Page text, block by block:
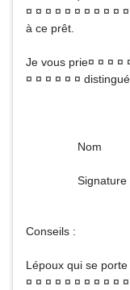
¤ ¤ ¤ ¤ ¤ ¤ ¤ ¤ ¤ ¤
à ce prêt.
Je vous prie¤ ¤ ¤ ¤
¤ ¤ ¤ ¤ ¤ ¤
Nom
Signature
Conseils :
Lépoux qui se
¤ ¤ ¤ ¤ ¤ ¤ ¤ ¤ ¤ ¤